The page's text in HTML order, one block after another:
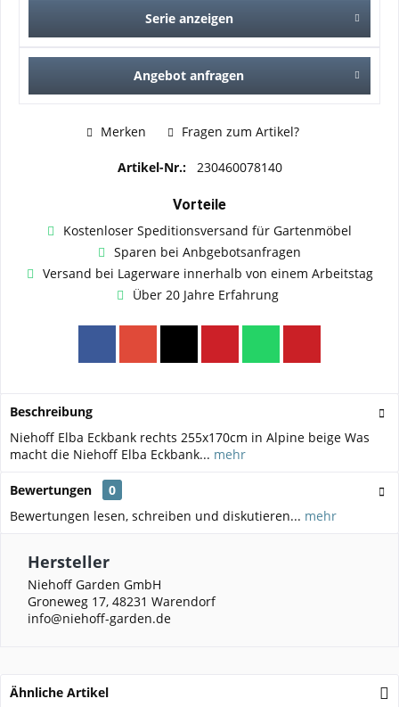
Serie anzeigen
Angebot anfragen
Merken Fragen zum Artikel?
Artikel-Nr.: 230460078140
Vorteile
Kostenloser Speditionsversand für Gartenmöbel
Sparen bei Anbgebotsanfragen
Versand bei Lagerware innerhalb von einem Arbeitstag
Über 20 Jahre Erfahrung
Beschreibung
Niehoff Elba Eckbank rechts 255x170cm in Alpine beige Was
macht die Niehoff Elba Eckbank... mehr
Bewertungen
0
Bewertungen lesen, schreiben und diskutieren... mehr
Hersteller
Niehoff Garden GmbH
Groneweg 17, 48231 Warendorf
info@niehoff-garden.de
Ähnliche Artikel